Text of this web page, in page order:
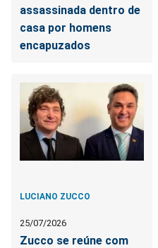
assassinada dentro de
casa por homens
encapuzados
LUCIANO ZUCCO
25/07/2026
Zucco se reúne com